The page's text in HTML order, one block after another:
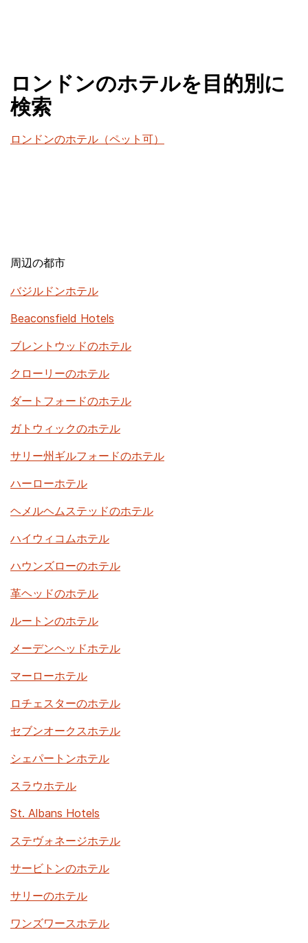
ロンドンのホテルを目的別に
検索
ロンドンのホテル（ペット可）
周辺の都市
バジルドンホテル
Beaconsfield Hotels
ブレントウッドのホテル
クローリーのホテル
ダートフォードのホテル
ガトウィックのホテル
サリー州ギ​​ルフォードのホテル
ハーローホテル
ヘメルヘムステッドのホテル
ハイウィコムホテル
ハウンズローのホテル
革ヘッドのホテル
ルートンのホテル
メーデンヘッドホテル
マーローホテル
ロチェスターのホテル
セブンオークスホテル
シェパートンホテル
スラウホテル
St. Albans Hotels
ステヴォネージホテル
サービトンのホテル
サリーのホテル
ワンズワースホテル